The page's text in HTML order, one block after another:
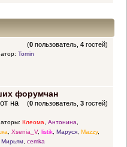
(0 пользователь,4 гостей)
Tomin
форумчан
(0 пользователь,3 гостей)
на
Клеома, Антонина,
, Xsenia_V, listik, Маруся, Mazzy,
Мирьям, cemka